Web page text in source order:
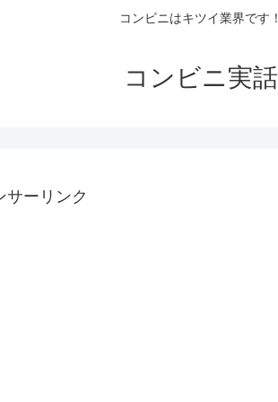
コンビニはキツイ業界です！
コンビニ実話
サーリンク